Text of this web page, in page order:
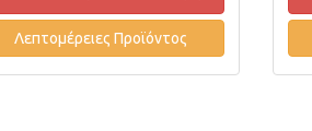
Λεπτομέρειες Προϊόντος